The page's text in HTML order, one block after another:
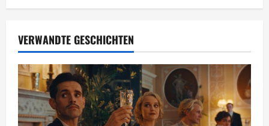
r
a
g
s
n
VERWANDTE GESCHICHTEN